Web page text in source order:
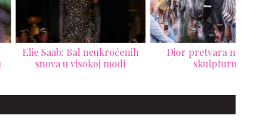
Bal neukroćenih
u visokoj modi
Dior pretvara modu u
skulpturu